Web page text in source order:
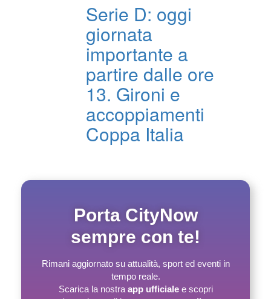
Serie D: oggi
giornata
importante a
partire dalle ore
13. Gironi e
accoppiamenti
Coppa Italia
Porta CityNow
sempre con te!
Rimani aggiornato su attualità, sport ed eventi in
tempo reale.
Scarica la nostra app ufficialee scopri